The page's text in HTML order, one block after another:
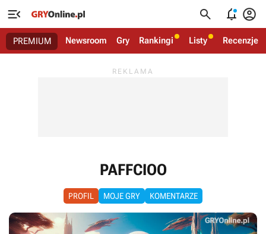
   
PREMIUM Newsroom Gry Rankingi Listy Recenzje
PAFFCIOO
PROFIL MOJE GRY KOMENTARZE